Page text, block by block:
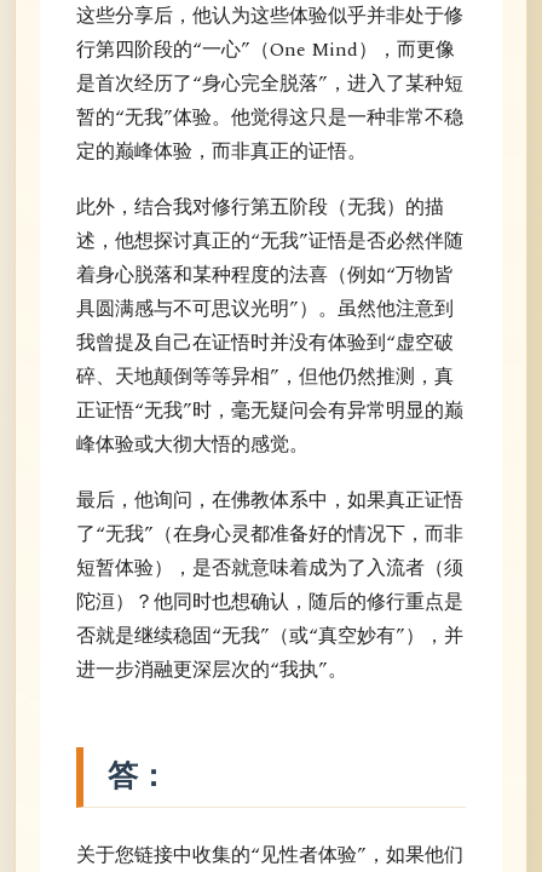
这些分享后，他认为这些体验似乎并非处于修
行第四阶段的“一心”（One Mind），而更像
是首次经历了“身心完全脱落”，进入了某种短
暂的“无我”体验。他觉得这只是一种非常不稳
定的巅峰体验，而非真正的证悟。
此外，结合我对修行第五阶段（无我）的描
述，他想探讨真正的“无我”证悟是否必然伴随
着身心脱落和某种程度的法喜（例如“万物皆
具圆满感与不可思议光明”）。虽然他注意到
我曾提及自己在证悟时并没有体验到“虚空破
碎、天地颠倒等等异相”，但他仍然推测，真
正证悟“无我”时，毫无疑问会有异常明显的巅
峰体验或大彻大悟的感觉。
最后，他询问，在佛教体系中，如果真正证悟
了“无我”（在身心灵都准备好的情况下，而非
短暂体验），是否就意味着成为了入流者（须
陀洹）？他同时也想确认，随后的修行重点是
否就是继续稳固“无我”（或“真空妙有”），并
进一步消融更深层次的“我执”。
答：
关于您链接中收集的“见性者体验”，如果他们